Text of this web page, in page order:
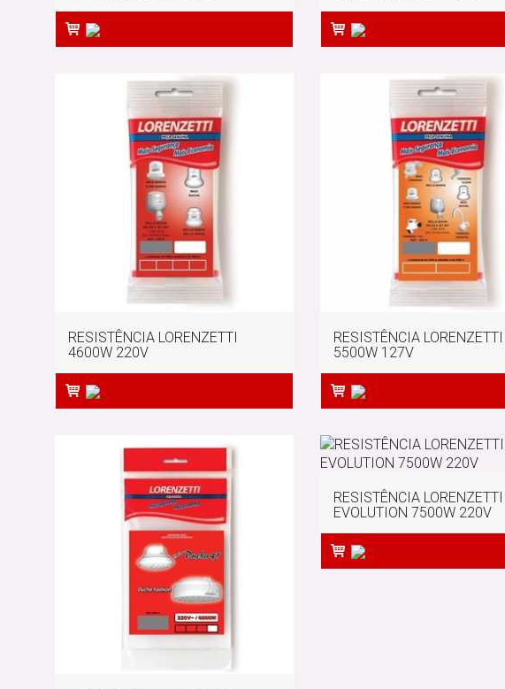
RESISTÊNCIA LORENZETTI
4600W 220V
RESISTÊNCIA LORENZETTI
5500W 127V
RESISTÊNCIA LORENZETTI
EVOLUTION 7500W 220V